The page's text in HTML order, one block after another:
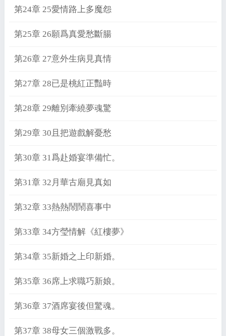
第24章 25愛情路上多魔怨
第25章 26願爲真愛愁斷腸
第26章 27意外生病見真情
第27章 28已是桃紅正豔時
第28章 29離別牽繞夢魂驚
第29章 30且把遊戲解憂愁
第30章 31爲赴婚宴準備忙。
第31章 32月華古廟見真如
第32章 33熱熱鬧鬧喜事中
第33章 34方瑩情解《紅樓夢》
第34章 35新婚之上印新婚。
第35章 36席上求職巧新娘。
第36章 37酒席宴後但驚魂。
第37章 38母女三個激戰多。